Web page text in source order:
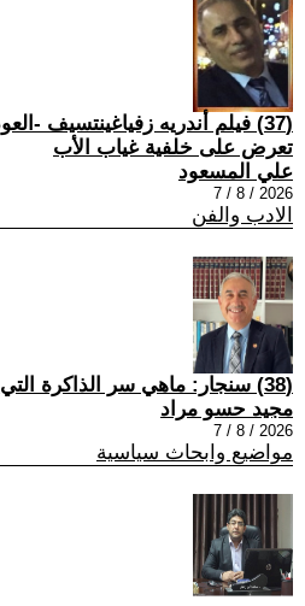
(37) فيلم أندريه زفياغينتسيف -
تعرض على خلفية غياب الأب
علي المسعود
2026 / 8 / 7
الادب والفن
(38) سنجار: ماهي سر الذاكرة التي لا تُقفل ؟
مجيد حسو مراد
2026 / 8 / 7
مواضيع وابحاث سياسية